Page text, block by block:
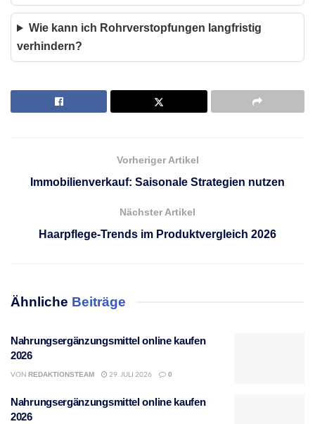
Wie kann ich Rohrverstopfungen langfristig
verhindern?
Vorheriger Artikel
Immobilienverkauf: Saisonale Strategien nutzen
Nächster Artikel
Haarpflege-Trends im Produktvergleich 2026
Ähnliche Beiträge
Nahrungsergänzungsmittel online kaufen
2026
VON REDAKTIONSTEAM 29. JULI 2026 0
Nahrungsergänzungsmittel online kaufen
2026